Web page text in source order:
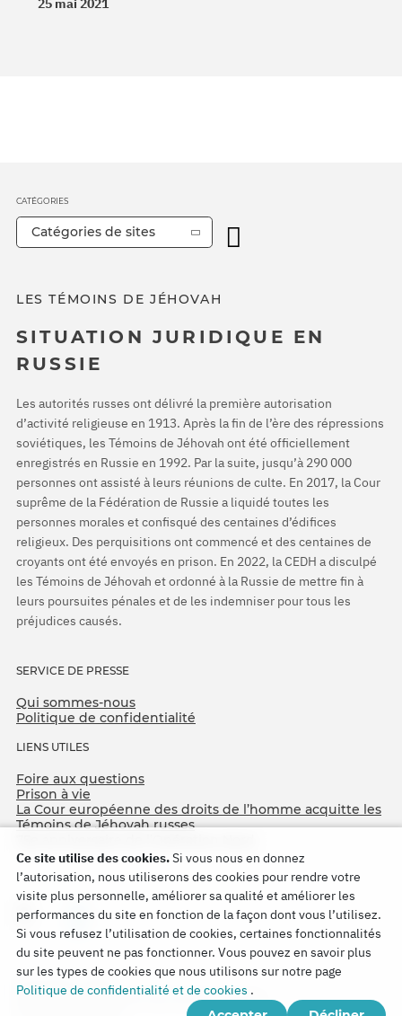
25 mai 2021
LES TÉMOINS DE JÉHOVAH
SITUATION JURIDIQUE EN
RUSSIE
Les autorités russes ont délivré la première autorisation
d’activité religieuse en 1913. Après la fin de l’ère des répressions
soviétiques, les Témoins de Jéhovah ont été officiellement
enregistrés en Russie en 1992. Par la suite, jusqu’à 290 000
personnes ont assisté à leurs réunions de culte. En 2017, la Cour
suprême de la Fédération de Russie a liquidé toutes les
personnes morales et confisqué des centaines d’édifices
religieux. Des perquisitions ont commencé et des centaines de
croyants ont été envoyés en prison. En 2022, la CEDH a disculpé
les Témoins de Jéhovah et ordonné à la Russie de mettre fin à
leurs poursuites pénales et de les indemniser pour tous les
préjudices causés.
SERVICE DE PRESSE
Qui sommes-nous
Politique de confidentialité
LIENS UTILES
Foire aux questions
Prison à vie
La Cour européenne des droits de l’homme acquitte les
Témoins de Jéhovah russes
CATÉGORIES
Catégories de sites
Copyright © 2026
Watch Tower Bible and Tract Society of Korea.
Ce site utilise des cookies.Si vous nous en donnez
l’autorisation, nous utiliserons des cookies pour rendre votre
visite plus personnelle, améliorer sa qualité et améliorer les
performances du site en fonction de la façon dont vous l’utilisez.
Si vous refusez l’utilisation de cookies, certaines fonctionnalités
du site peuvent ne pas fonctionner. Vous pouvez en savoir plus
sur les types de cookies que nous utilisons sur notre page
Politique de confidentialité et de cookies .